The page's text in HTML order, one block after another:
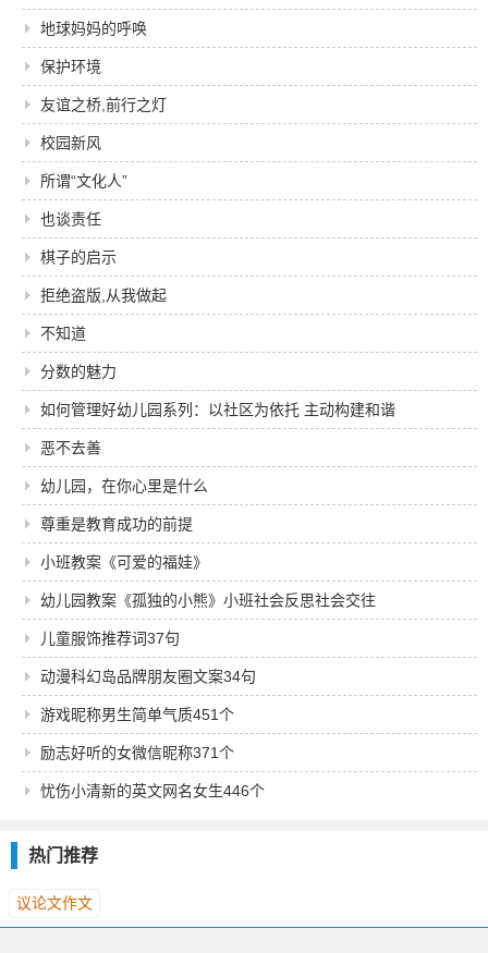
地球妈妈的呼唤
保护环境
友谊之桥,前行之灯
校园新风
所谓“文化人”
也谈责任
棋子的启示
拒绝盗版,从我做起
不知道
分数的魅力
如何管理好幼儿园系列：以社区为依托 主动构建和谐
的早期教育服务体系
恶不去善
幼儿园，在你心里是什么
尊重是教育成功的前提
小班教案《可爱的福娃》
幼儿园教案《孤独的小熊》小班社会反思社会交往
儿童服饰推荐词37句
动漫科幻岛品牌朋友圈文案34句
游戏昵称男生简单气质451个
励志好听的女微信昵称371个
忧伤小清新的英文网名女生446个
热门推荐
议论文作文